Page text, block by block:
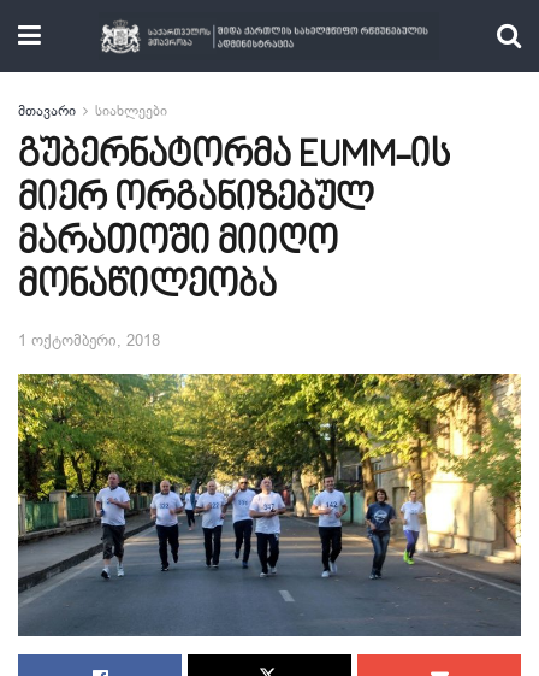
მთავარი სიახლეები
გუბერნატორმა EUMM-ის
მიერ ორგანიზებულ
მარათოში მიიღო
მონაწილეობა
1 ოქტომბერი, 2018